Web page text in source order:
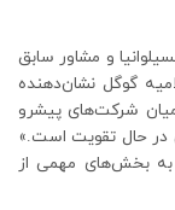
و مشاور سابق
گوگل نشان‌دهنده
شرکت‌های پیشرو
در حال تقویت است.»
بخش‌های مهمی از